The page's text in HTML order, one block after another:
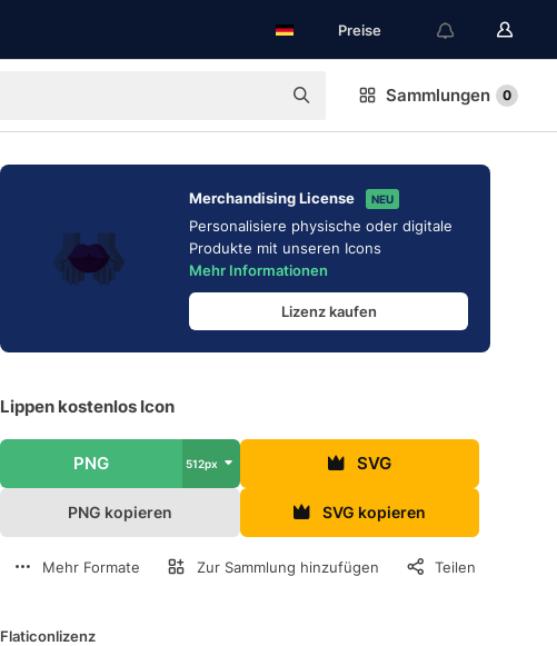
Preise
Sammlungen 0
Merchandising License NEU
Personalisiere physische oder digitale
Produkte mit unseren Icons
Mehr Informationen
Lizenz kaufen
Lippen kostenlos Icon
PNG 512px SVG
PNG kopieren SVG kopieren
Mehr Formate Zur Sammlung hinzufügen Teilen
Flaticonlizenz